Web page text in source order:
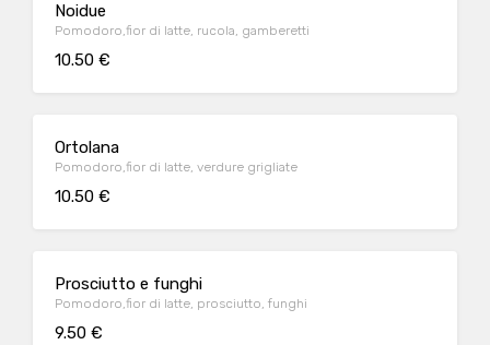
Noidue
Pomodoro,fior di latte, rucola, gamberetti
10.50 €
Ortolana
Pomodoro,fior di latte, verdure grigliate
10.50 €
Prosciutto e funghi
Pomodoro,fior di latte, prosciutto, funghi
9.50 €